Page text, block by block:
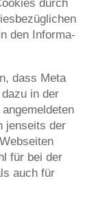
durch
den Infor­ma­
dass Meta
in der
jen­seits der
für bei der
auch für